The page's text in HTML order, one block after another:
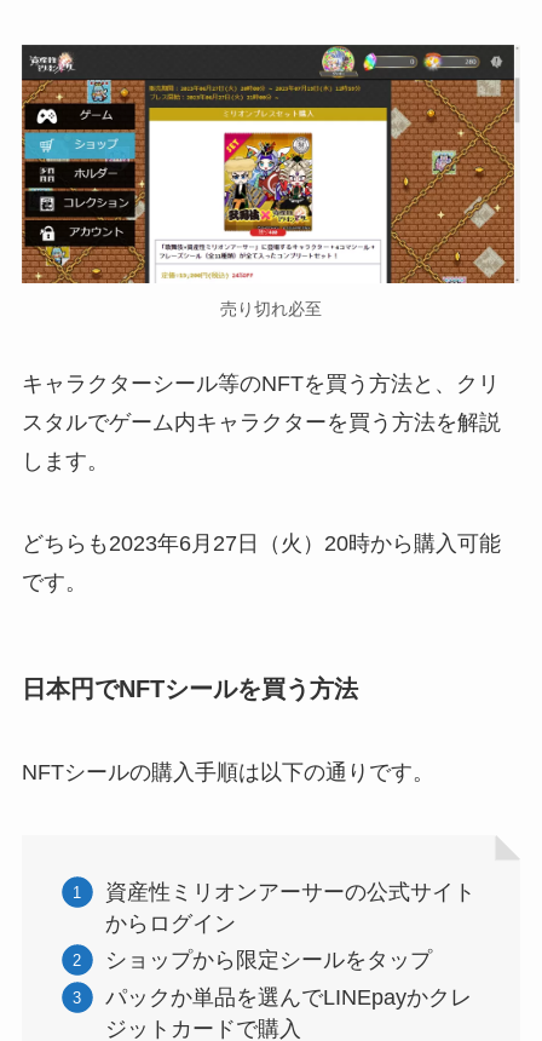
売り切れ必至
キャラクターシール等のNFTを買う方法と、クリ
スタルでゲーム内キャラクターを買う方法を解説
します。
どちらも2023年6月27日（火）20時から購入可能
です。
日本円でNFTシールを買う方法
NFTシールの購入手順は以下の通りです。
資産性ミリオンアーサーの公式サイト
からログイン
ショップから限定シールをタップ
パックか単品を選んでLINEpayかクレ
ジットカードで購入